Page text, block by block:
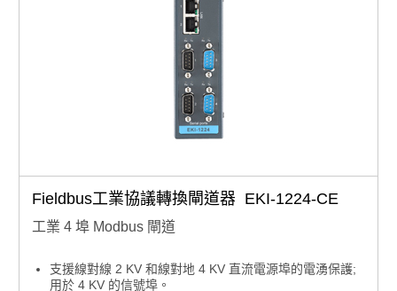
Fieldbus工業協議轉換閘道器 EKI-1224-CE
工業 4 埠 Modbus 閘道
支援線對線 2 KV 和線對地 4 KV 直流電源埠的電湧保護;
用於 4 KV 的信號埠。